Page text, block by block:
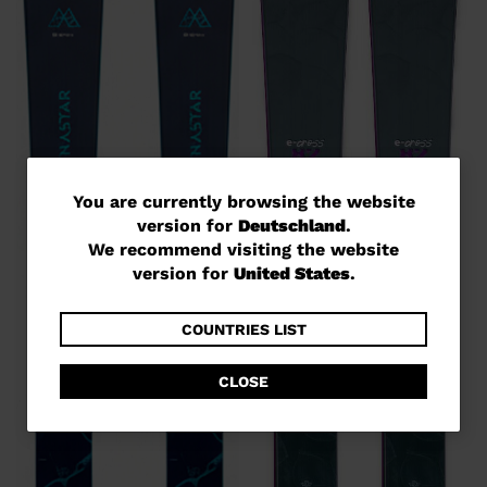
You
are
currently
website
version
for
Deutschland
You are currently browsing the website
version for Deutschland.
We recommend visiting the website
version for United States.
COUNTRIES LIST
CLOSE